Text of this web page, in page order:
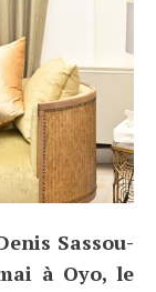
Sassou-
à Oyo, le